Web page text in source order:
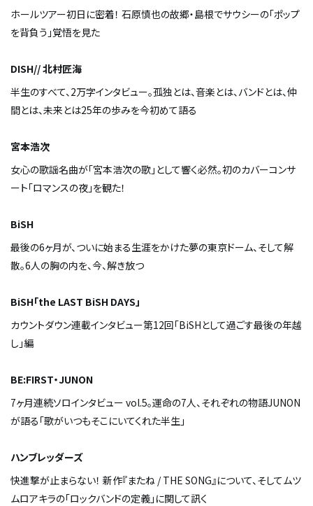
ホールツアー初日に密着！ 石原慎也の故郷・島根でサウシーの「ポップ
を背負う」覚悟を見た
DISH// 北村匠海
半生のすべて、2万字インタビュー。孤独とは、音楽とは、バンドとは、仲
間とは、未来とは――25年の歩みを今初めて語る
宮本浩次
女心の歌謡名曲が「宮本浩次の歌」として響く必然。初のカバーコンサ
ート「ロマンスの夜」を観た！
BiSH
最後の6ヶ月が、ついに始まる――生涯をかけた夢の東京ドーム、そして解
散。6人の胸の内を、今、解き放つ
BiSH「the LAST BiSH DAYS」
カウントダウン連載インタビュー第12回「BiSHとして過ごす最後の年越
し」編
BE:FIRST・JUNON
7ヶ月連続ソロインタビュー vol.5。運命の7人、それぞれの物語――JUNON
が語る「歌がいつもそこにいてくれた半生」
ハンブレッダーズ
快進撃が止まらない！ 新作『またね / THE SONG』について、そしてムツ
ムロアキラの「ロックバンドの定義」に関して訊く